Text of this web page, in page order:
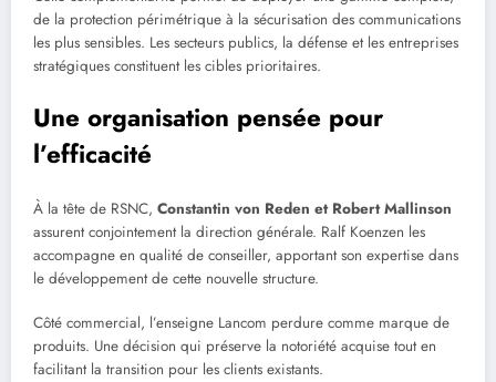
de la protection périmétrique à la sécurisation des communications
les plus sensibles. Les secteurs publics, la défense et les entreprises
stratégiques constituent les cibles prioritaires.
Une organisation pensée pour
l’efficacité
À la tête de RSNC, Constantin von Reden et Robert Mallinson
assurent conjointement la direction générale. Ralf Koenzen les
accompagne en qualité de conseiller, apportant son expertise dans
le développement de cette nouvelle structure.
Côté commercial, l’enseigne Lancom perdure comme marque de
produits. Une décision qui préserve la notoriété acquise tout en
facilitant la transition pour les clients existants.